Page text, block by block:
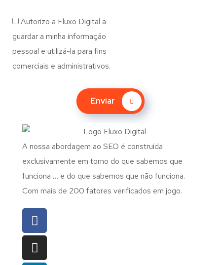
Autorizo a Fluxo Digital a
guardar a minha informação
pessoal e utilizá-la para fins
comerciais e administrativos.
Enviar
A nossa abordagem ao SEO é construída
exclusivamente em torno do que sabemos que
funciona … e do que sabemos que não funciona.
Com mais de 200 fatores verificados em jogo.